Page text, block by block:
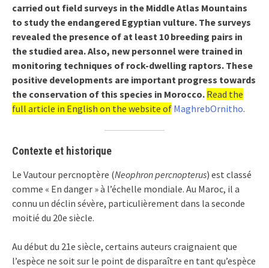
carried out field surveys in the Middle Atlas Mountains
to study the endangered Egyptian vulture. The surveys
revealed the presence of at least 10 breeding pairs in
the studied area. Also, new personnel were trained in
monitoring techniques of rock-dwelling raptors. These
positive developments are important progress towards
the conservation of this species in Morocco. Read the
full article in English on the website of MaghrebOrnitho.
Contexte et historique
Le Vautour percnoptère (Neophron percnopterus) est classé
comme « En danger » à l’échelle mondiale. Au Maroc, il a
connu un déclin sévère, particulièrement dans la seconde
moitié du 20e siècle.
Au début du 21e siècle, certains auteurs craignaient que
l’espèce ne soit sur le point de disparaître en tant qu’espèce